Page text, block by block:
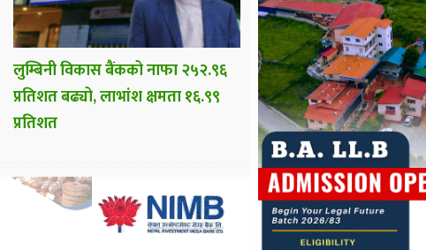
लुम्बिनी विकास बैंकको नाफा २५२.९६
प्रतिशत बढ्यो, लाभांश क्षमता १६.९९
प्रतिशत